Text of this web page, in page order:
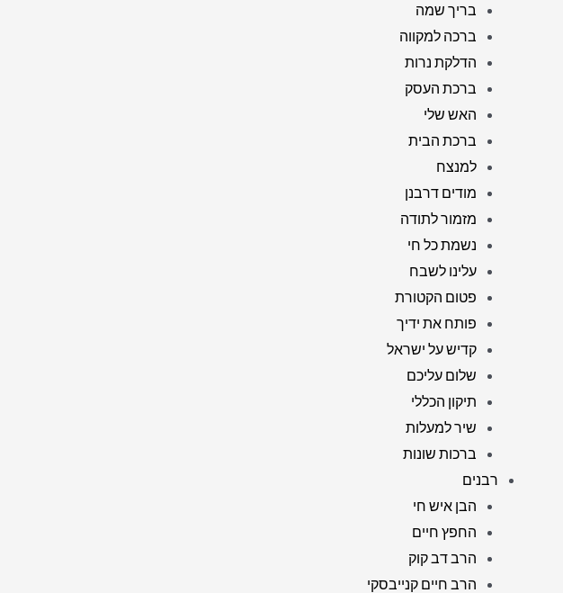
בריך שמה
ברכה למקווה
הדלקת נרות
ברכת העסק
האש שלי
ברכת הבית
למנצח
מודים דרבנן
מזמור לתודה
נשמת כל חי
עלינו לשבח
פטום הקטורת
פותח את ידיך
קדיש על ישראל
שלום עליכם
תיקון הכללי
שיר למעלות
ברכות שונות
רבנים
הבן איש חי
החפץ חיים
הרב דב קוק
הרב חיים קנייבסקי